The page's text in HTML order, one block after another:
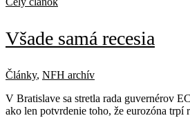
Všade samá recesia
Články, NFH archív
V Bratislave sa stretla rada guvernérov
ako len potvrdenie toho, že eurozóna trpí